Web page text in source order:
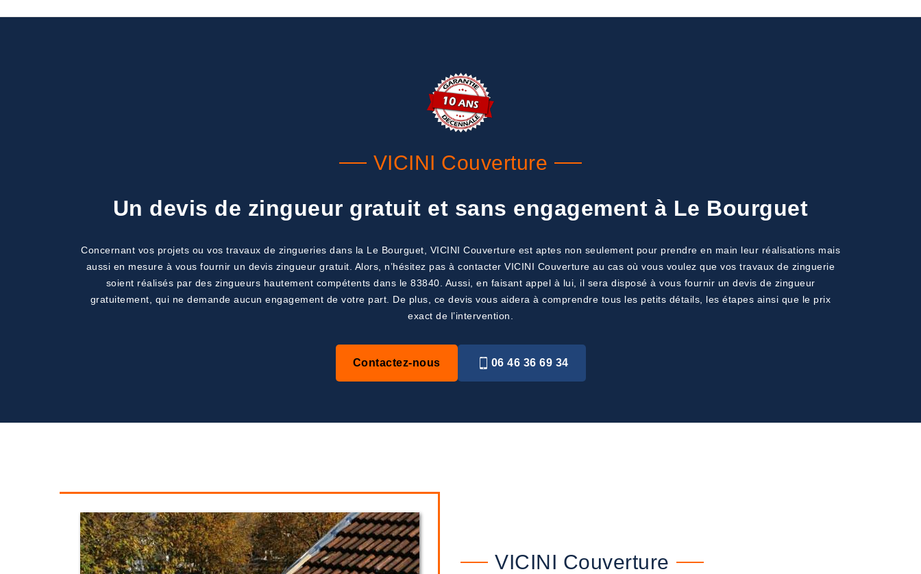
VICINI Couverture
Un devis de zingueur gratuit et sans engagement à Le Bourguet
Concernant vos projets ou vos travaux de zingueries dans la Le Bourguet, VICINI Couverture est aptes non seulement pour prendre en main leur réalisations mais
aussi en mesure à vous fournir un devis zingueur gratuit. Alors, n’hésitez pas à contacter VICINI Couverture au cas où vous voulez que vos travaux de zinguerie
soient réalisés par des zingueurs hautement compétents dans le 83840. Aussi, en faisant appel à lui, il sera disposé à vous fournir un devis de zingueur
gratuitement, qui ne demande aucun engagement de votre part. De plus, ce devis vous aidera à comprendre tous les petits détails, les étapes ainsi que le prix
exact de l’intervention.
Contactez-nous 06 46 36 69 34
VICINI Couverture